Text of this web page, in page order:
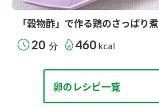
「穀物酢」で作る鶏のさっぱり煮
20 分 460 kcal
卵のレシピ一覧